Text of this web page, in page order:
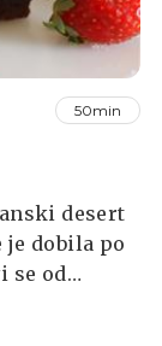
50min
desert
je dobila po
se od